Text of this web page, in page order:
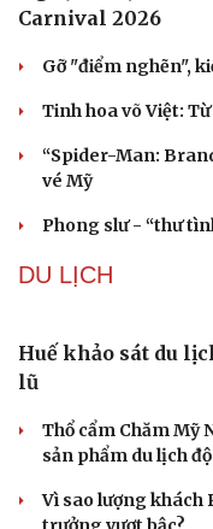
Cây thuốc
Nhi khoa
Làm đẹp - giảm cân
Ăn sạch sống khỏe
Carnival 2026
Tinh hoa võ Việt:
vé Mỹ